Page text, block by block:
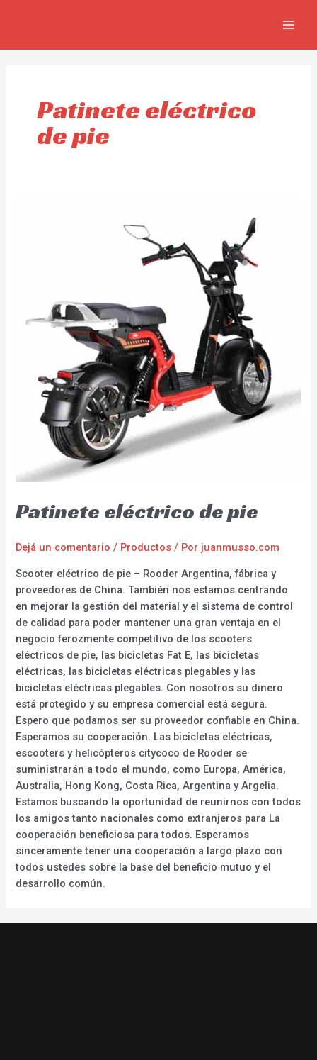
Patinete eléctrico
de pie
Patinete eléctrico de pie
Dejá un comentario / Productos / Por juanmusso.com
Scooter eléctrico de pie – Rooder Argentina, fábrica y
proveedores de China. También nos estamos centrando
en mejorar la gestión del material y el sistema de control
de calidad para poder mantener una gran ventaja en el
negocio ferozmente competitivo de los scooters
eléctricos de pie, las bicicletas Fat E, las bicicletas
eléctricas, las bicicletas eléctricas plegables y las
bicicletas eléctricas plegables. Con nosotros su dinero
está protegido y su empresa comercial está segura.
Espero que podamos ser su proveedor confiable en China.
Esperamos su cooperación. Las bicicletas eléctricas,
escooters y helicópteros citycoco de Rooder se
suministrarán a todo el mundo, como Europa, América,
Australia, Hong Kong, Costa Rica, Argentina y Argelia.
Estamos buscando la oportunidad de reunirnos con todos
los amigos tanto nacionales como extranjeros para La
cooperación beneficiosa para todos. Esperamos
sinceramente tener una cooperación a largo plazo con
todos ustedes sobre la base del beneficio mutuo y el
desarrollo común.